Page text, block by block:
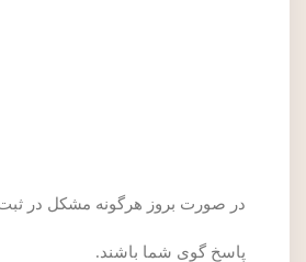
در صورت بروز هرگونه مشکل در
پاسخ گوی شما باشند.